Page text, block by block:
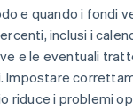
e quando i fondi
inclusi i
e le eventuali
Impostare
riduce i problemi